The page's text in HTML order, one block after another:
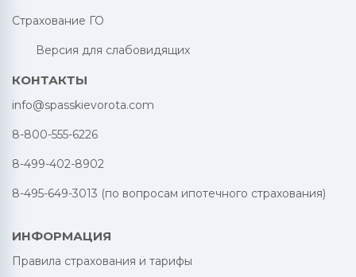
Страхование ГО
Версия для слабовидящих
КОНТАКТЫ
info@spasskievorota.com
8-800-555-6226
8-499-402-8902
8-495-649-3013 (по вопросам ипотечного страхования)
ИНФОРМАЦИЯ
Правила страхования и тарифы